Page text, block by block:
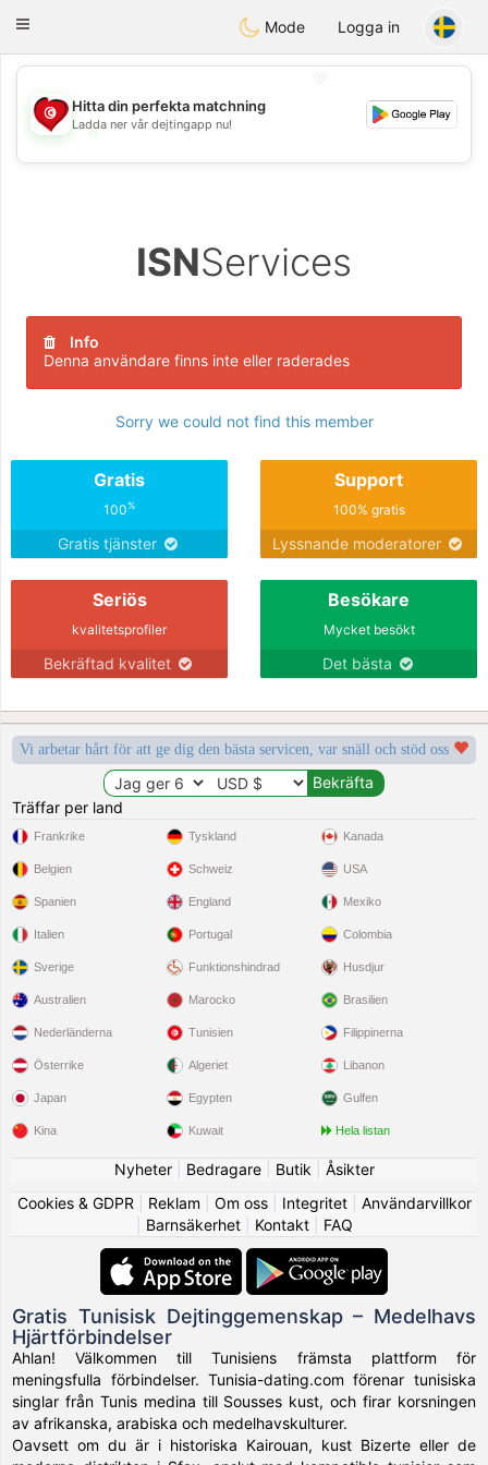
Tunisia Dating
Toggle
Mode Logga in
💖
💕
Hitta din perfekta matchning
Ladda ner vår dejtingapp nu!
ISNServices
Info
Denna användare finns inte eller raderades
Sorry we could not find this member
Gratis
100%
Gratis tjänster
Support
100% gratis
Lyssnande moderatorer
Seriös
kvalitetsprofiler
Bekräftad kvalitet
Besökare
Mycket besökt
Det bästa
Vi arbetar hårt för att ge dig den bästa servicen, var snäll och stöd oss
Träffar per land
Frankrike
Belgien
Spanien
Italien
Sverige
Tyskland
Schweiz
England
Portugal
Funktionshindrad
Kanada
USA
Mexiko
Colombia
Husdjur
Australien
Nederländerna
Österrike
Japan
Kina
Marocko
Tunisien
Algeriet
Egypten
Kuwait
Brasilien
Filippinerna
Libanon
Gulfen
Hela listan
Nyheter| Bedragare| Butik
Åsikter
Cookies & GDPR
Reklam Om oss| Integritet| Användarvillkor
Barnsäkerhet| Kontakt| FAQ
Gratis Tunisisk Dejtinggemenskap – Medelhavs
Hjärtförbindelser
Ahlan! Välkommen till Tunisiens främsta plattform för
meningsfulla förbindelser. Tunisia-dating.com förenar tunisiska
singlar från Tunis medina till Sousses kust, och firar korsningen
av afrikanska, arabiska och medelhavskulturer.
Oavsett om du är i historiska Kairouan, kust Bizerte eller de